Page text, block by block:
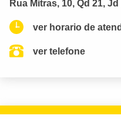
Rua Mitras, 10, Qd 21,
ver horario de
ver telefone